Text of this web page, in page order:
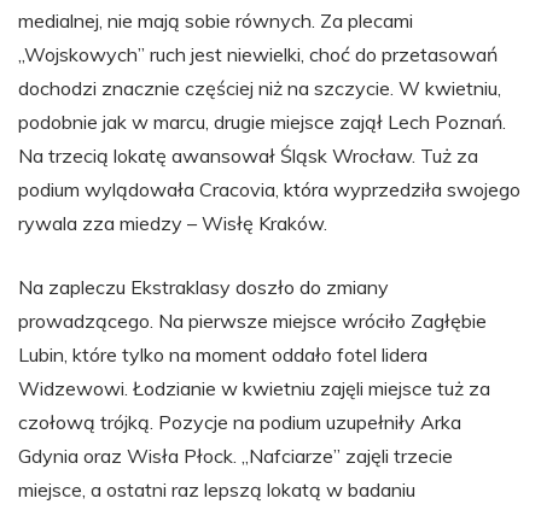
medialnej, nie mają sobie równych. Za plecami
„Wojskowych” ruch jest niewielki, choć do przetasowań
dochodzi znacznie częściej niż na szczycie. W kwietniu,
podobnie jak w marcu, drugie miejsce zajął Lech Poznań.
Na trzecią lokatę awansował Śląsk Wrocław. Tuż za
podium wylądowała Cracovia, która wyprzedziła swojego
rywala zza miedzy – Wisłę Kraków.
Na zapleczu Ekstraklasy doszło do zmiany
prowadzącego. Na pierwsze miejsce wróciło Zagłębie
Lubin, które tylko na moment oddało fotel lidera
Widzewowi. Łodzianie w kwietniu zajęli miejsce tuż za
czołową trójką. Pozycje na podium uzupełniły Arka
Gdynia oraz Wisła Płock. „Nafciarze” zajęli trzecie
miejsce, a ostatni raz lepszą lokatą w badaniu